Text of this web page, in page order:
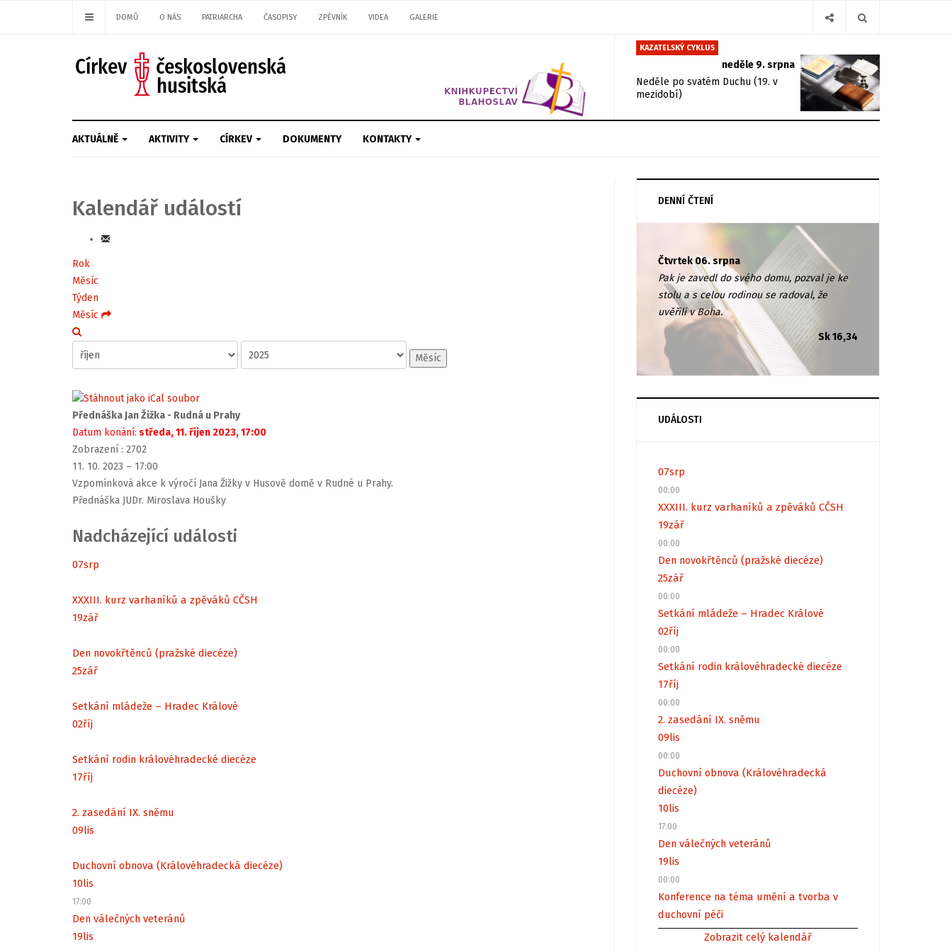
DOMŮ O NÁS PATRIARCHA ČASOPISY ZPĚVNÍK VIDEA GALERIE
KAZATELSKÝ CYKLUS
neděle 9. srpna
Neděle po svatém Duchu (19. v
mezidobí)
AKTUÁLNĚ AKTIVITY CÍRKEV DOKUMENTY KONTAKTY
Kalendář událostí
Rok
Měsíc
Týden
Měsíc
Měsíc
Přednáška Jan Žižka - Rudná u Prahy
Datum konání: středa, 11. říjen 2023, 17:00
Zobrazení : 2702
11. 10. 2023 – 17:00
Vzpomínková akce k výročí Jana Žižky v Husově domě v Rudné u Prahy.
Přednáška JUDr. Miroslava Houšky
Nadcházející události
07srp
XXXIII. kurz varhaníků a zpěváků CČSH
19zář
Den novokřtěnců (pražské diecéze)
25zář
Setkání mládeže – Hradec Králové
02říj
Setkání rodin královéhradecké diecéze
17říj
2. zasedání IX. sněmu
09lis
Duchovní obnova (Královéhradecká diecéze)
10lis
17:00
Den válečných veteránů
19lis
DENNÍ ČTENÍ
Čtvrtek 06. srpna
Pak je zavedl do svého domu, pozval je ke
stolu a s celou rodinou se radoval, že
uvěřili v Boha.
Sk 16,34
UDÁLOSTI
07srp
00:00
XXXIII. kurz varhaníků a zpěváků CČSH
19zář
00:00
Den novokřtěnců (pražské diecéze)
25zář
00:00
Setkání mládeže – Hradec Králové
02říj
00:00
Setkání rodin královéhradecké diecéze
17říj
00:00
2. zasedání IX. sněmu
09lis
00:00
Duchovní obnova (Královéhradecká
diecéze)
10lis
17:00
Den válečných veteránů
19lis
00:00
Konference na téma umění a tvorba v
duchovní péči
Zobrazit celý kalendář